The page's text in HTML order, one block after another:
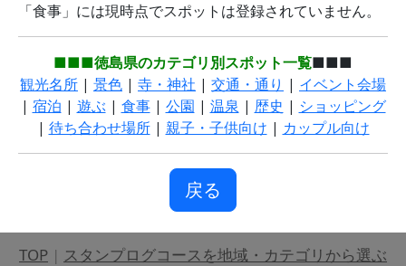
「食事」には現時点でスポットは登録されていません。
■■■徳島県のカテゴリ別スポット一覧■■■
観光名所 | 景色 | 寺・神社 | 交通・通り | イベント会場
| 宿泊 | 遊ぶ| 食事| 公園 | 温泉 | 歴史 | ショッピング
| 待ち合わせ場所| 親子・子供向け | カップル向け
戻る
TOP | スタンプログコースを地域・カテゴリから選ぶ